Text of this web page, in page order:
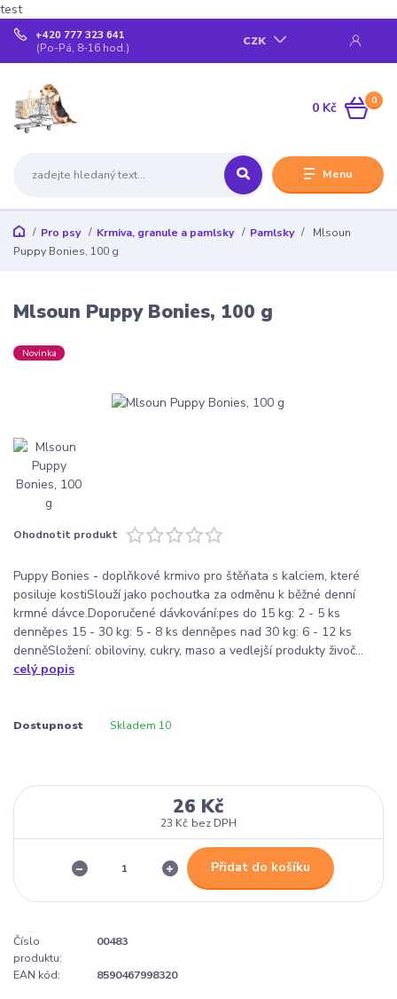
test
Menu
CZK
+420 777 323 641
(Po-Pá, 8-16 hod.)
0
0 Kč
Pro psy Krmiva, granule a pamlsky Pamlsky
Mlsoun
Puppy Bonies, 100 g
Mlsoun Puppy Bonies, 100 g
Novinka
Ohodnotit produkt
Puppy Bonies - doplňkové krmivo pro štěňata s kalciem, které
posiluje kostiSlouží jako pochoutka za odměnu k běžné denní
krmné dávce.Doporučené dávkování:pes do 15 kg: 2 - 5 ks
denněpes 15 - 30 kg: 5 - 8 ks denněpes nad 30 kg: 6 - 12 ks
denněSložení: obiloviny, cukry, maso a vedlejší produkty živoč...
celý popis
Dostupnost Skladem 10
26 Kč
23 Kč bez DPH
Přidat do košíku
Číslo
produktu:
00483
EAN kód: 8590467998320